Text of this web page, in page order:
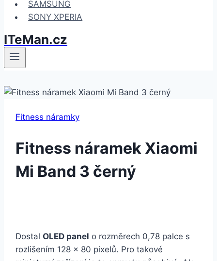
SAMSUNG
SONY XPERIA
ITeMan.cz
Fitness náramky
Fitness náramek Xiaomi
Mi Band 3 černý
Dostal OLED panel o rozměrech 0,78 palce s
rozlišením 128 × 80 pixelů. Pro takové